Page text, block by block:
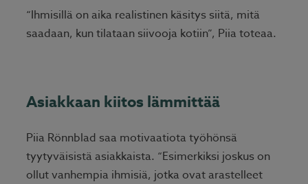
“Ihmisillä on aika realistinen käsitys siitä, mitä
saadaan, kun tilataan siivooja kotiin”, Piia toteaa.
Asiakkaan kiitos lämmittää
Piia Rönnblad saa motivaatiota työhönsä
tyytyväisistä asiakkaista. “Esimerkiksi joskus on
ollut vanhempia ihmisiä, jotka ovat arastelleet